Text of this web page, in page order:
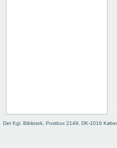
Det Kgl. Bibliotek, Postbox 2149, DK-1016